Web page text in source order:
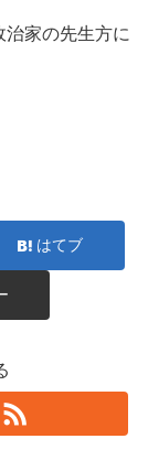
治家の先生方に
はてブ